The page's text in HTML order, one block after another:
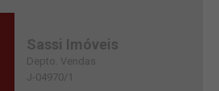
Sassi Imóveis
Depto. Vendas
J-04970/1